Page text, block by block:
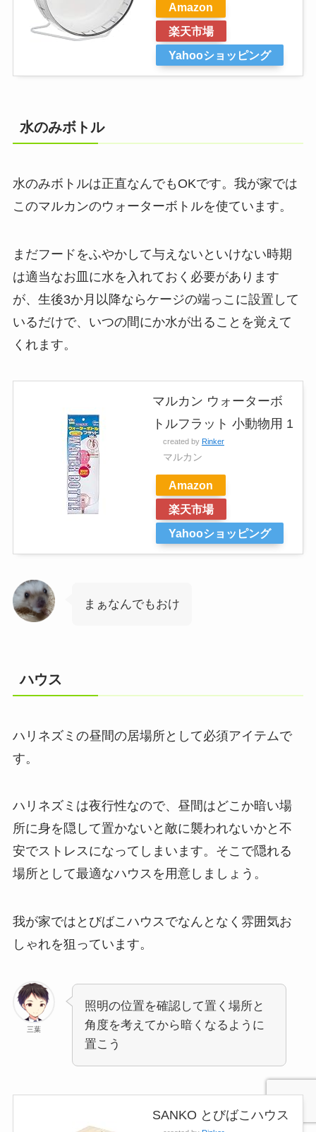
Amazon
楽天市場
Yahooショッピング
水のみボトル
水のみボトルは正直なんでもOKです。我が家では
このマルカンのウォーターボトルを使ています。
まだフードをふやかして与えないといけない時期
は適当なお皿に水を入れておく必要があります
が、 生後3か月以降ならケージの端っこに設置して
いるだけで、いつの間にか水が出ることを覚えて
くれます。
マルカン ウォーターボ
トルフラット 小動物用 1
created by Rinker
マルカン
Amazon
楽天市場
Yahooショッピング
まぁなんでもおけ
ハウス
ハリネズミの昼間の居場所として必須アイテムで
す。
ハリネズミは夜行性なので、 昼間はどこか暗い場
所に身を隠して置かないと敵に襲われないかと不
安でストレスになってしまいます。そこで隠れる
場所として最適なハウスを用意しましょう。
我が家ではとびばこハウスでなんとなく雰囲気お
しゃれを狙っています。
三葉
照明の位置を確認して置く場所と
角度を考えてから暗くなるように
置こう
SANKO とびばこハウス